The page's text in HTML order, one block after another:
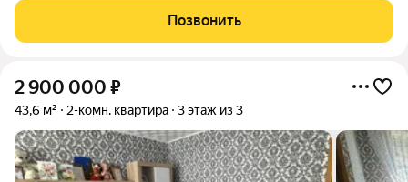
Позвонить
2 900 000 ₽
43,6 м² 2-комн. квартира 3 этаж из 3